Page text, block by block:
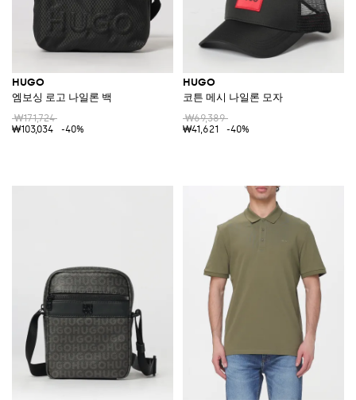
HUGO
엠보싱 로고 나일론 백
₩171,724
₩103,034
-40%
HUGO
코튼 메시 나일론 모자
₩69,389
₩41,621
-40%